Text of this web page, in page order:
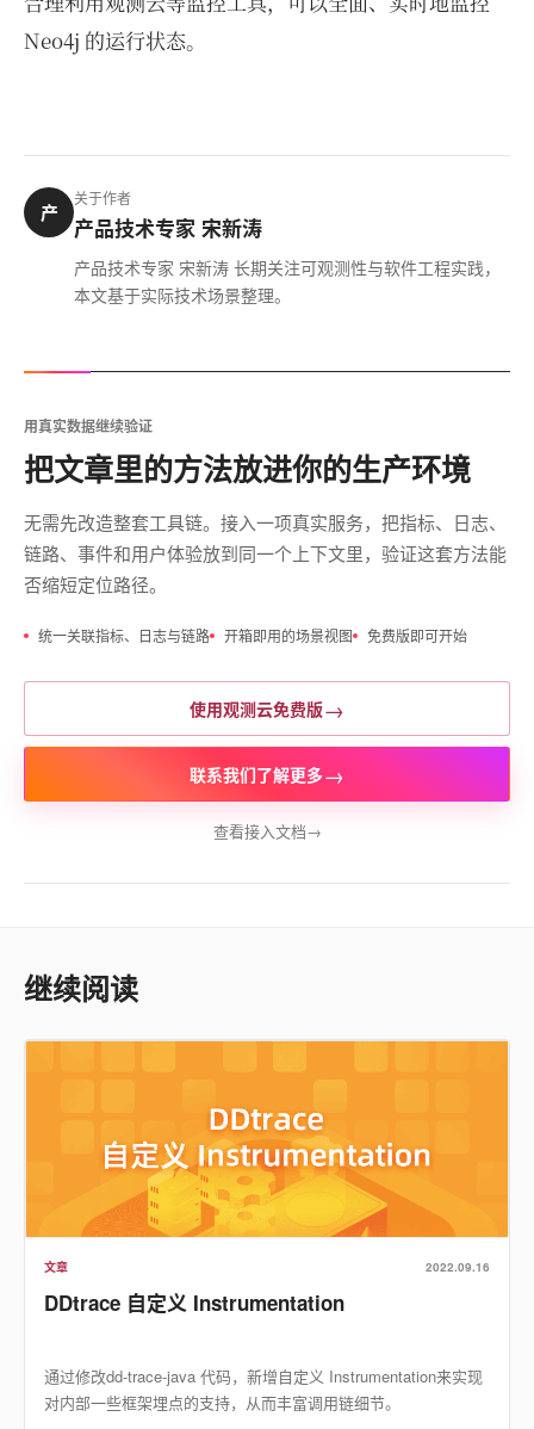
Neo4j 的运行状态。
产
关于作者
产品技术专家 宋新涛
产品技术专家 宋新涛 长期关注可观测性与软件工程实践，
本文基于实际技术场景整理。
用真实数据继续验证
把文章里的方法放进你的生产环境
无需先改造整套工具链。接入一项真实服务，把指标、日志、
链路、事件和用户体验放到同一个上下文里，验证这套方法能
否缩短定位路径。
统一关联指标、日志与链路 开箱即用的场景视图 免费版即可开始
使用观测云免费版→
联系我们了解更多→
查看接入文档→
继续阅读
文章 2022.09.16
DDtrace 自定义 Instrumentation
通过修改dd-trace-java 代码，新增自定义 Instrumentation来实现
对内部一些框架埋点的支持，从而丰富调用链细节。